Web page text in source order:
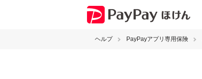
ヘルプ PayPayアプリ専用保険